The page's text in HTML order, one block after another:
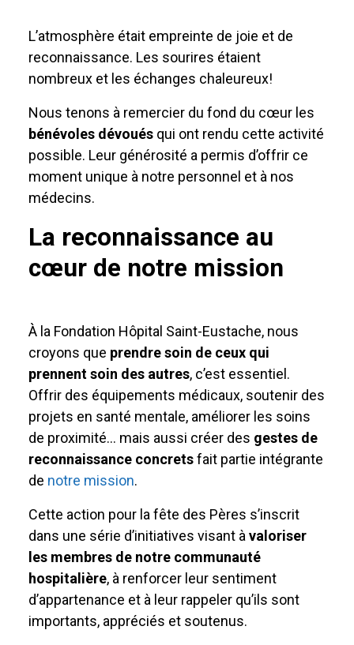
L’atmosphère était empreinte de joie et de
reconnaissance. Les sourires étaient
nombreux et les échanges chaleureux!
Nous tenons à remercier du fond du cœur les
bénévoles dévoués qui ont rendu cette activité
possible. Leur générosité a permis d’offrir ce
moment unique à notre personnel et à nos
médecins.
La reconnaissance au
cœur de notre mission
À la Fondation Hôpital Saint-Eustache, nous
croyons que prendre soin de ceux qui
prennent soin des autres, c’est essentiel.
Offrir des équipements médicaux, soutenir des
projets en santé mentale, améliorer les soins
de proximité… mais aussi créer des gestes de
reconnaissance concretsfait partie intégrante
de notre mission.
Cette action pour la fête des Pères s’inscrit
dans une série d’initiatives visant àvaloriser
les membres de notre communauté
hospitalière, à renforcer leur sentiment
d’appartenance et à leur rappeler qu’ils sont
importants, appréciés et soutenus.